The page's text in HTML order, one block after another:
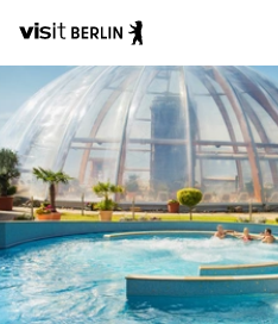
contenuto
principale
Portale
ufficiale
del
turismo
di
Berlino